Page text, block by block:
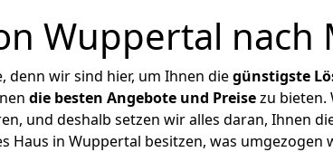
Wuppertal
denn wir sind hier, um Ihnen diegünstigste
die besten Angebote und Preisezu bieten.
und deshalb setzen wir alles daran, Ihnen
Haus in Wuppertal besitzen, was umgezogen